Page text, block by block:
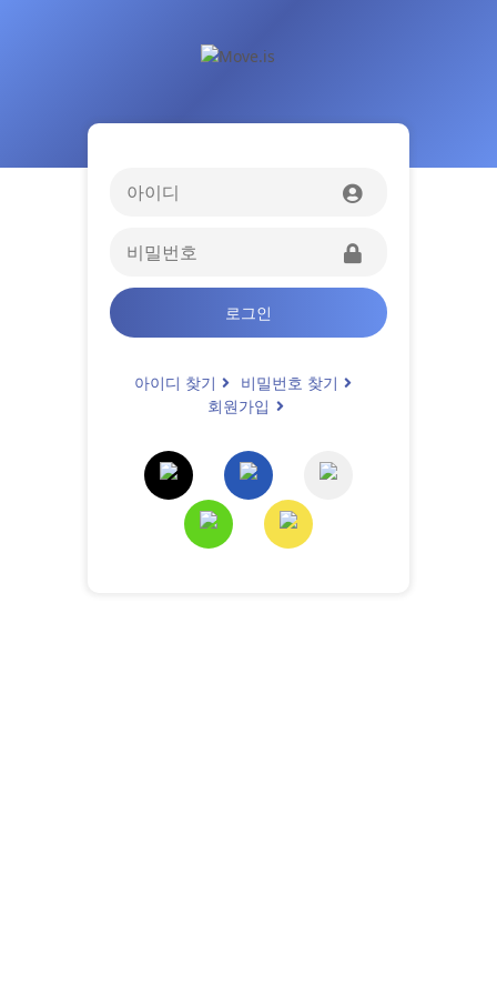
로그인
아이디 찾기
비밀번호 찾기
회원가입